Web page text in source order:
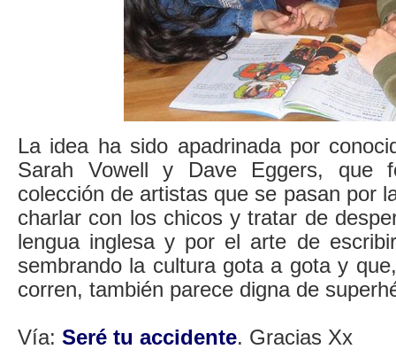
La idea ha sido apadrinada por
Sarah Vowell y Dave Eggers, que
colección de artistas que se pasan por
charlar con los chicos y tratar de
lengua inglesa y por el arte de
sembrando la cultura gota a gota y
corren, también parece digna de
Vía: Seré tu accidente. Gracias Xx